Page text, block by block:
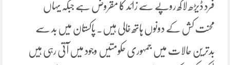
فرد ڈیڑھ لاکھ روپے سے زائد کا مقروض ہے جبکہ یہاں
محنت کش کے دونوں ہاتھ خالی ہیں۔ پاکستان میں بد سے
بدترین حالات میں جمہوری حکومتیں وجود میں آتی رہی ہیں